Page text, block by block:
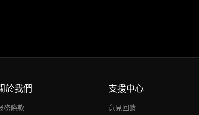
於我們
務條款
支援中心
意見回饋